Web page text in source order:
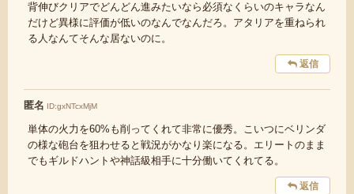
背伸びクリアでどんどん進みたいなら必須なくらいのキャラなん
だけど異様に評価が低いのなんでなんだろ。アタリアを重ねられ
る人なんてそんな居ないのに。
返信
匿名 ID:gxNTcxMjM
単体の火力を60%も削ってくれて非常に優秀。こいつにベリンダ
の様な砲台を狙わせると戦況がかなり楽になる。エリートのまま
でもギルドハントや神話級相手に十分働いてくれてる。
返信